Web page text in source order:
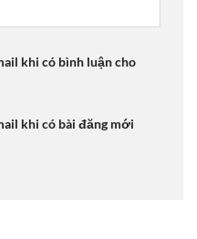
khi có bình luận cho
khi có bài đăng mới